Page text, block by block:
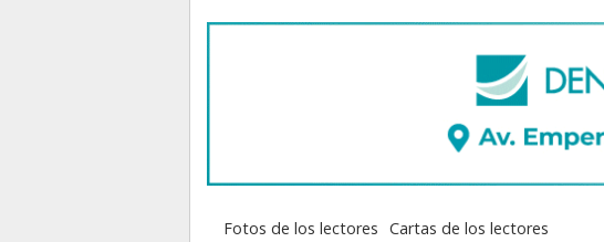
Fotos de los lectores Cartas de los lectores